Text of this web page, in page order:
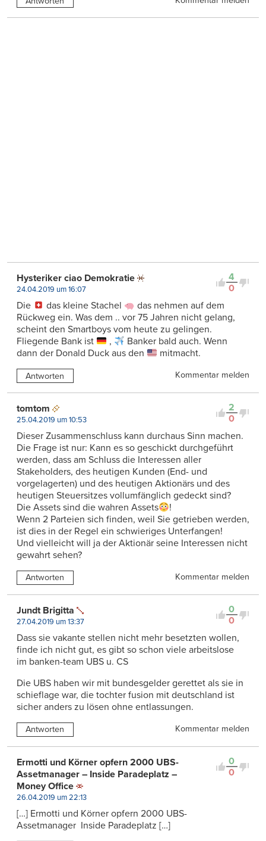
4
0
Hysteriker ciao Demokratie
24.04.2019 um 16:07
Die das kleine Stachel
das nehmen auf dem
Rückweg ein. Was dem .. vor 75 Jahren nicht gelang,
scheint den Smartboys vom heute zu gelingen.
Fliegende Bank ist
,
Banker bald auch. Wenn
dann der Donald Duck aus den
mitmacht.
Antworten Kommentar melden
2
0
tomtom
25.04.2019 um 10:53
Dieser Zusammenschluss kann durchaus Sinn machen.
Die Frage ist nur: Kann es so geschickt durchgeführt
werden, dass am Schluss die Interessen aller
Stakeholders, des heutigen Kunden (End- und
vorgelagerten) und des heutigen Aktionärs und des
heutigen Steuersitzes vollumfänglich gedeckt sind?
Die Assets sind die wahren Assets
!
Wenn 2 Parteien sich finden, weil Sie getrieben werden,
ist dies in der Regel ein schwieriges Unterfangen!
Und vielleicht will ja der Aktionär seine Interessen nicht
gewahrt sehen?
Antworten Kommentar melden
0
0
Jundt Brigitta
27.04.2019 um 13:37
Dass sie vakante stellen nicht mehr besetzten wollen,
finde ich nicht gut, es gibt so schon viele arbeitslose
im banken-team UBS u. CS
Die UBS haben wir mit bundesgelder gerettet als sie in
schieflage war, die tochter fusion mit deutschland ist
sicher anders zu lösen ohne entlassungen.
Antworten Kommentar melden
0
0
Ermotti und Körner opfern 2000 UBS-
Assetmanager – Inside Paradeplatz –
Money Office
26.04.2019 um 22:13
[…] Ermotti und Körner opfern 2000 UBS-
Assetmanager Inside Paradeplatz […]